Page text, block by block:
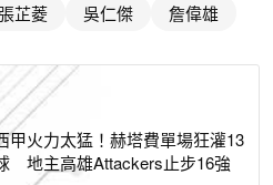
張芷菱 吳仁傑 詹偉雄
甲火力太猛！赫塔費單場狂灌13
地主高雄Attackers止步16強